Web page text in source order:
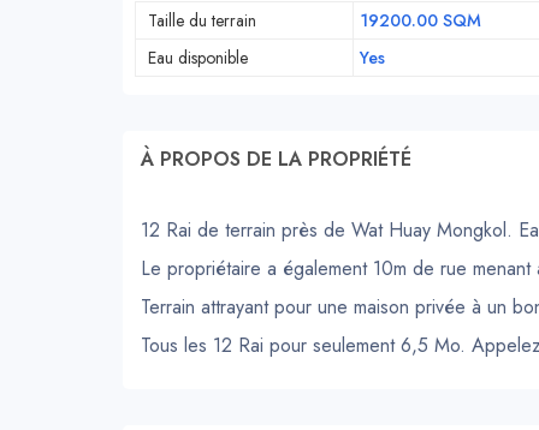
Taille du terrain 19200.00 SQM
Eau disponible
Yes
À PROPOS DE LA PROPRIÉTÉ
12 Rai de terrain près de Wat Huay Mongkol.
Le propriétaire a également 10m de rue menant
Terrain attrayant pour une maison privée à un
Tous les 12 Rai pour seulement 6,5 Mo.